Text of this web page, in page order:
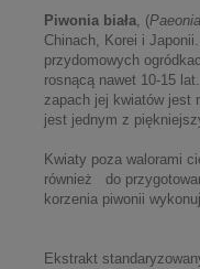
Piwonia biała, (
Chinach, Korei i
przydomowych
rosnącą nawet 10-15
zapach jej kwiatów jest
jest jednym z
Kwiaty poza walorami
również do
korzenia piwonii
Ekstrakt